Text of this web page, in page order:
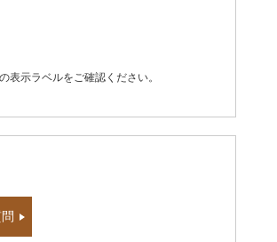
示ラベルをご確認ください。